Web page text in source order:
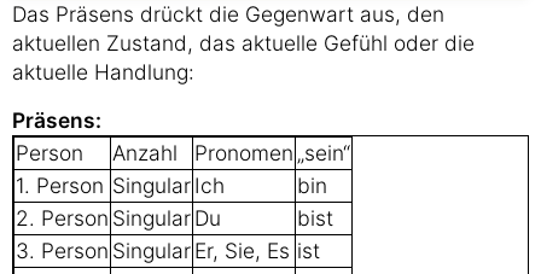
Das Präsens drückt die Gegenwart aus, den
aktuellen Zustand, das aktuelle Gefühl oder die
aktuelle Handlung:
Präsens:
Person
Anzahl Pronomen „sein“
1. Person SingularIch
bin
2. Person SingularDu
bist
3. Person SingularEr, Sie, Es ist